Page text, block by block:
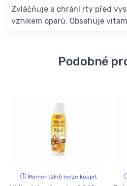
Zvláčňuje a chrání rty před
vznikem oparů. Obsahuje
Podobné
Momentálně nelze koupit